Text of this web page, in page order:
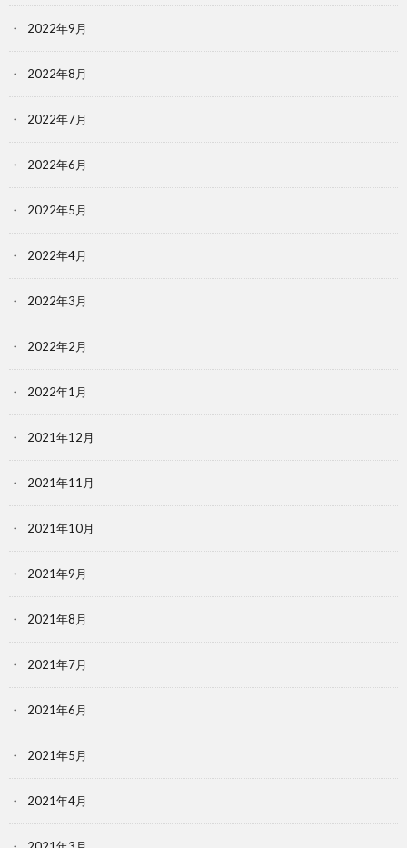
2022年9月
2022年8月
2022年7月
2022年6月
2022年5月
2022年4月
2022年3月
2022年2月
2022年1月
2021年12月
2021年11月
2021年10月
2021年9月
2021年8月
2021年7月
2021年6月
2021年5月
2021年4月